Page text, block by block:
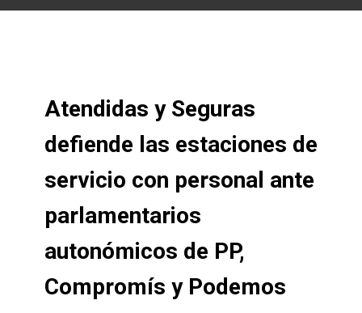
Atendidas y Seguras
defiende las estaciones de
servicio con personal ante
parlamentarios
autonómicos de PP,
Compromís y Podemos